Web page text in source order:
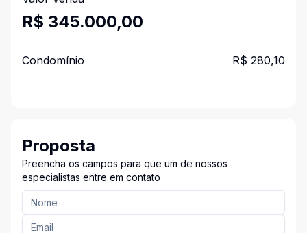
R$ 345.000,00
Condomínio R$ 280,10
Proposta
Preencha os campos para que um de nossos
especialistas entre em contato